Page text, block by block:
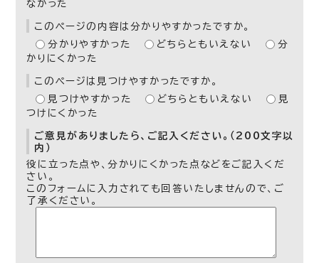
なかった
このページの内容は分かりやすかったですか。
分かりやすかった
どちらともいえない
分
かりにくかった
このページは見つけやすかったですか。
見つけやすかった
どちらともいえない
見
つけにくかった
ご意見がありましたら、ご記入ください。（200文字以
内）
役に立った点や、分かりにくかった点などをご記入くだ
さい。
このフォームに入力されても回答いたしませんので、ご
了承ください。